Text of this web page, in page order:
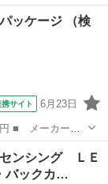
ド名： Ｌ・ホ
衝突安全装置／
ッケージ （検
携サイト 6月23日
名： Ｇ ＳＳ
■ ミッション：
ンシング ＬＥ
バックカ…